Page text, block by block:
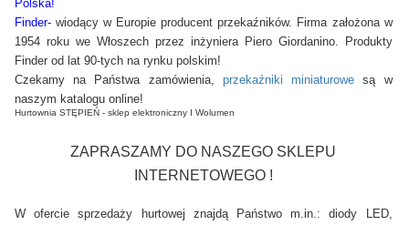
Polska!
Finder- wiodący w Europie producent przekaźników. Firma założona w
1954 roku we Włoszech przez inżyniera Piero Giordanino. Produkty
Finder od lat 90-tych na rynku polskim!
Czekamy na Państwa zamówienia, przekaźniki miniaturowesą w
naszym katalogu online!
Hurtownia STĘPIEŃ - sklep elektroniczny I Wolumen
ZAPRASZAMY DO NASZEGO SKLEPU
INTERNETOWEGO !
W ofercie sprzedaży hurtowej znajdą Państwo m.in.: diody LED,